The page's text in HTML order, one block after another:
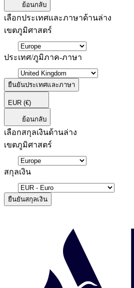
ย้อนกลับ
เลือกประเทศและภาษาด้านล่าง
เขตภูมิศาสตร์
ประเทศ/ภูมิภาค-ภาษา
ยืนยันประเทศและภาษา
EUR (€)
ย้อนกลับ
เลือกสกุลเงินด้านล่าง
เขตภูมิศาสตร์
สกุลเงิน
ยืนยันสกุลเงิน